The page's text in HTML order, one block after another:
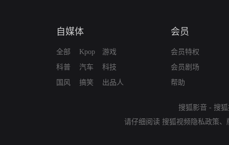
自媒体
全部
科普
国风
Kpop
汽车
搞笑
游戏
科技
出品人
会员
会员特权
会员剧场
帮助
搜狐影音 - 搜
请仔细阅读 搜狐视频隐私政策、